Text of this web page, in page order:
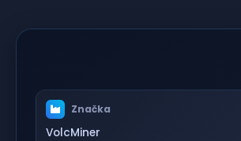
Značka
VolcMiner